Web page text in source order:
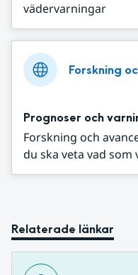
vädervarningar
Forskning
Prognoser och
Forskning och
du ska veta vad som
Relaterade länkar